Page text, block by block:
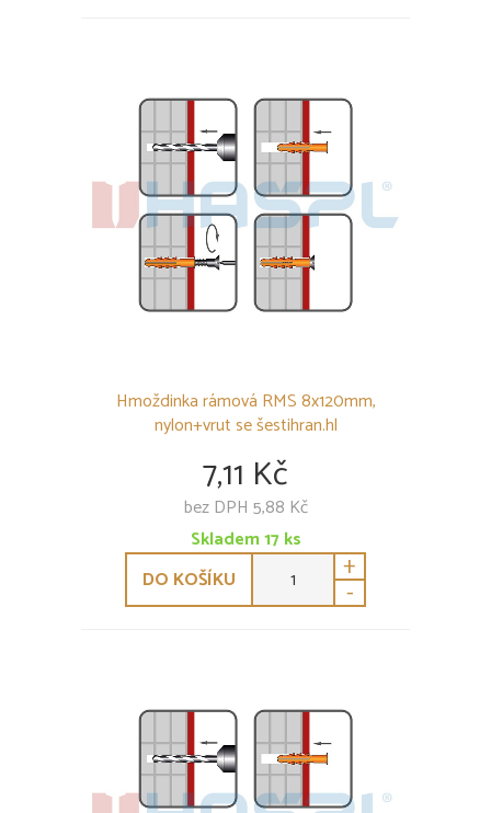
Hmoždinka rámová RMS 8x120mm,
nylon+vrut se šestihran.hl
7,11 Kč
bez DPH 5,88 Kč
Skladem17ks
DO KOŠÍKU
+
-